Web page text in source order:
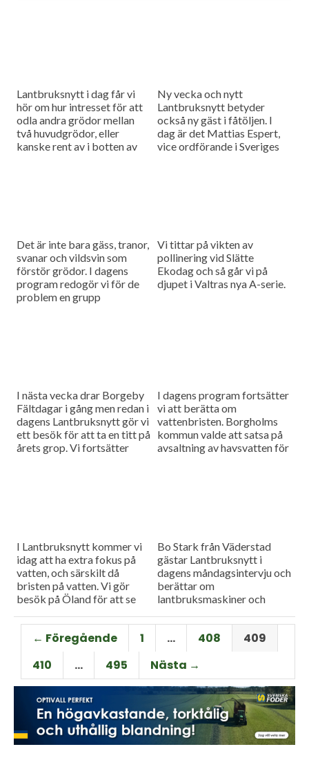
Lantbruksnytt i dag får vi
hör om hur intresset för att
odla andra grödor mellan
två huvudgrödor, eller
kanske rent av i botten av
Ny vecka och nytt
Lantbruksnytt betyder
också ny gäst i fåtöljen. I
dag är det Mattias Espert,
vice ordförande i Sveriges
Det är inte bara gäss, tranor,
svanar och vildsvin som
förstör grödor. I dagens
program redogör vi för de
problem en grupp
Vi tittar på vikten av
pollinering vid Slätte
Ekodag och så går vi på
djupet i Valtras nya A-serie.
I nästa vecka drar Borgeby
Fältdagar i gång men redan i
dagens Lantbruksnytt gör vi
ett besök för att ta en titt på
årets grop. Vi fortsätter
I dagens program fortsätter
vi att berätta om
vattenbristen. Borgholms
kommun valde att satsa på
avsaltning av havsvatten för
I Lantbruksnytt kommer vi
idag att ha extra fokus på
vatten, och särskilt då
bristen på vatten. Vi gör
besök på Öland för att se
lantbrukarna på...
Bo Stark från Väderstad
gästar Lantbruksnytt i
dagens måndagsintervju och
berättar om
lantbruksmaskiner och
← Föregående 1 … 408
409
410
… 495 Nästa →